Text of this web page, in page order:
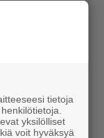
tietoja
yksilölliset
voit hyväksyä